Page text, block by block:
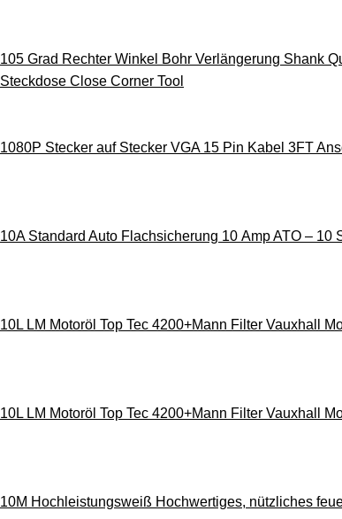
105 Grad Rechter Winkel Bohr Verlängerung Shank
Steckdose Close Corner Tool
1080P Stecker auf Stecker VGA 15 Pin Kabel 3FT
10A Standard Auto Flachsicherung 10 Amp ATO – 10
10L LM Motoröl Top Tec 4200+Mann Filter Vauxhall
10L LM Motoröl Top Tec 4200+Mann Filter Vauxhall
10M Hochleistungsweiß Hochwertiges, nützliches